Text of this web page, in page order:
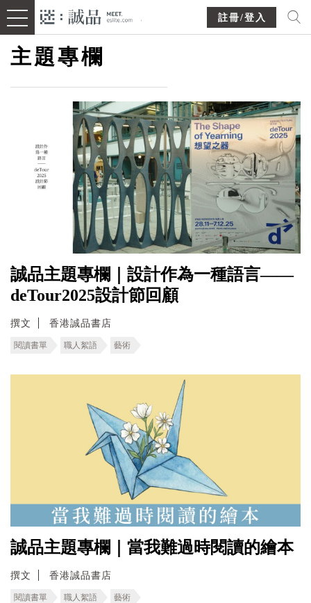
註冊/登入
主題專欄
誠品主題專欄｜設計作為一種語言——
deTour2025設計節回顧
撰文 香港誠品書店
閱讀書單 職人絮語 藝術
誠品主題專欄｜當我難過時閱讀的繪本
撰文 香港誠品書店
閱讀書單 職人絮語 藝術